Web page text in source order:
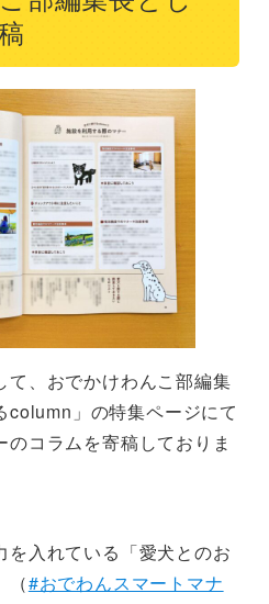
て、おでかけわんこ部編集
column」の特集ページにて
コラムを寄稿しておりま
を入れている「愛犬とのお
（#おでわんスマートマナ